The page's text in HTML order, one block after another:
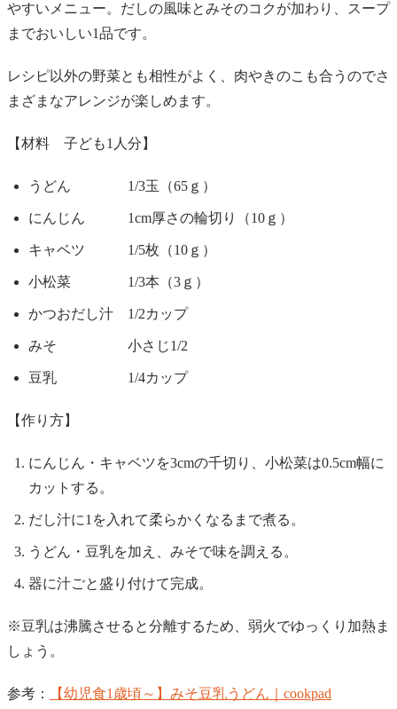
やすいメニュー。だしの風味とみそのコクが加わり、スープ
までおいしい1品です。
レシピ以外の野菜とも相性がよく、肉やきのこも合うのでさ
まざまなアレンジが楽しめます。
【材料 子ども1人分】
うどん 1/3玉（65ｇ）
にんじん 1cm厚さの輪切り（10ｇ）
キャベツ 1/5枚（10ｇ）
小松菜 1/3本（3ｇ）
かつおだし汁 1/2カップ
みそ 小さじ1/2
豆乳 1/4カップ
【作り方】
にんじん・キャベツを3cmの千切り、小松菜は0.5cm幅に
カットする。
だし汁に1を入れて柔らかくなるまで煮る。
うどん・豆乳を加え、みそで味を調える。
器に汁ごと盛り付けて完成。
※豆乳は沸騰させると分離するため、弱火でゆっくり加熱ま
しょう。
参考： 【幼児食1歳頃～】みそ豆乳うどん｜cookpad